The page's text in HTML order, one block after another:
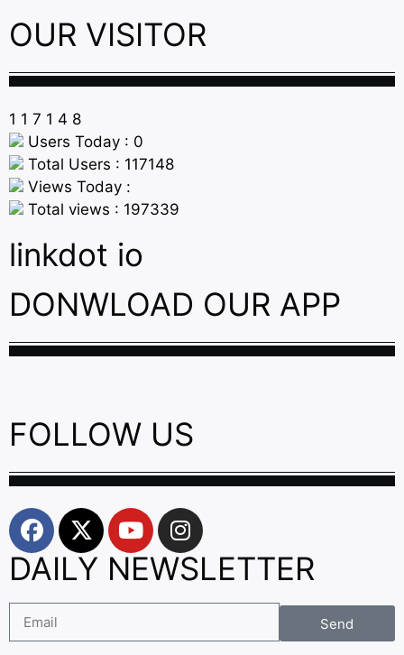
OUR VISITOR
1 1 7 1 4 8
Users Today : 0
Total Users : 117148
Views Today :
Total views : 197339
linkdot io
DONWLOAD OUR APP
FOLLOW US
DAILY NEWSLETTER
Send